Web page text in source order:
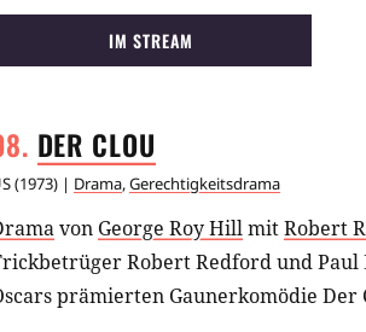
IM STREAM
DER CLOU
(1973) | Drama,Gerechtigkeitsdrama
von George Roy HillmitRobert
Robert Redford und
prämierten Gaunerkomödie Der